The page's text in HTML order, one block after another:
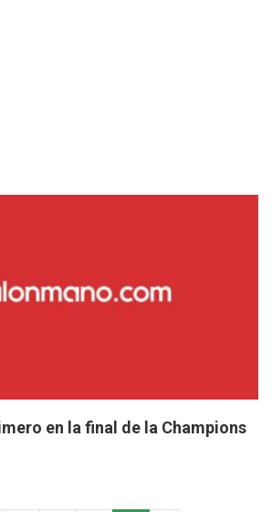
en la final de la Champions